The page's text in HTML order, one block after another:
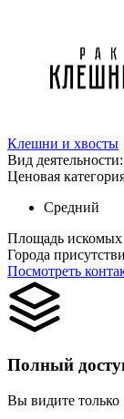
Клешни и хвосты
Вид деятельности:
Ценовая
Средний
Площадь
Города
Посмотреть
Полный
Вы видите только